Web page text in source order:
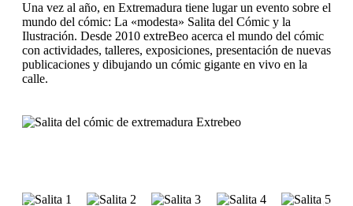
Una vez al año, en Extremadura tiene lugar un evento sobre el
mundo del cómic: La «modesta» Salita del Cómic y la
Ilustración. Desde 2010 extreBeo acerca el mundo del cómic
con actividades, talleres, exposiciones, presentación de nuevas
publicaciones y dibujando un cómic gigante en vivo en la
calle.